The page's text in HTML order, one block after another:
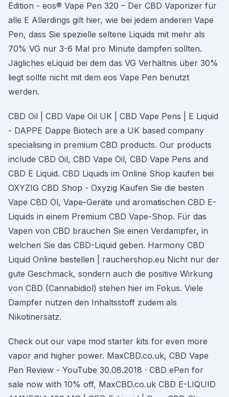
Edition - eos® Vape Pen 320 – Der CBD Vaporizer für
alle E Allerdings gilt hier, wie bei jedem anderen Vape
Pen, dass Sie spezielle seltene Liquids mit mehr als
70% VG nur 3-6 Mal pro Minute dampfen sollten.
Jägliches eLiquid bei dem das VG Verhältnis über 30%
liegt sollte nicht mit dem eos Vape Pen benutzt
werden.
CBD Oil | CBD Vape Oil UK | CBD Vape Pens | E Liquid
- DAPPE Dappe Biotech are a UK based company
specialising in premium CBD products. Our products
include CBD Oil, CBD Vape Oil, CBD Vape Pens and
CBD E Liquid. CBD Liquids im Online Shop kaufen bei
OXYZIG CBD Shop - Oxyzig Kaufen Sie die besten
Vape CBD Öl, Vape-Geräte und aromatischen CBD E-
Liquids in einem Premium CBD Vape-Shop. Für das
Vapen von CBD brauchen Sie einen Verdampfer, in
welchen Sie das CBD-Liquid geben. Harmony CBD
Liquid Online bestellen | rauchershop.eu Nicht nur der
gute Geschmack, sondern auch die positive Wirkung
von CBD (Cannabidiol) stehen hier im Fokus. Viele
Dampfer nutzen den Inhaltsstoff zudem als
Nikotinersatz.
Check out our vape mod starter kits for even more
vapor and higher power. MaxCBD.co.uk, CBD Vape
Pen Review - YouTube 30.08.2018 · CBD ePen for
sale now with 10% off, MaxCBD.co.uk CBD E-LIQUID